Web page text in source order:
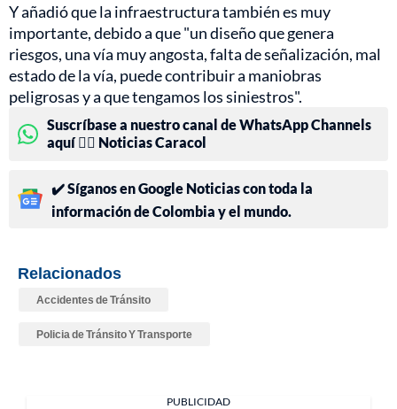
Y añadió que la infraestructura también es muy
importante, debido a que "un diseño que genera
riesgos, una vía muy angosta, falta de señalización, mal
estado de la vía, puede contribuir a maniobras
peligrosas y a que tengamos los siniestros".
Suscríbase a nuestro canal de WhatsApp Channels
aquí 👉🏻 Noticias Caracol
✔️ Síganos en Google Noticias con toda la
información de Colombia y el mundo.
Relacionados
Accidentes de Tránsito
Policia de Tránsito Y Transporte
PUBLICIDAD